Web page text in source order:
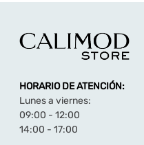
HORARIO DE ATENCIÓN:
Lunes a viernes:
09:00 - 12:00
14:00 - 17:00